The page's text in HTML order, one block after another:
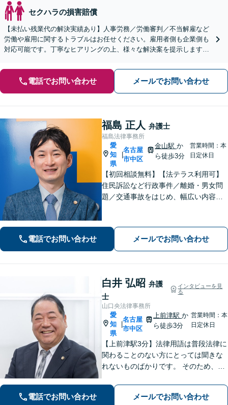
セクハラの損害賠償
【未払い残業代の解決実績あり】人事労務／労働審判／不当解雇など
労働や雇用に関するトラブルはお任せください。雇用者側も企業側も
対応可能です。丁寧なヒアリングの上、様々な解決案を提示します
電話でお問い合わせ メールでお問い合わせ
福島 正人 弁護士
福島法律事務所
愛
知
県
名古屋
市中区
金山駅 か
ら徒歩3分
営業時間：本
日定休日
【初回相談無料】【法テラス利用可】
住民訴訟など行政事件／離婚・男女問
題／交通事故をはじめ、幅広い内容の
依頼者様にとって納得感の高い解決を
目指します【夜間・休日相談可】【金
山駅5分】
電話でお問い合わせ メールでお問い合わせ
白井 弘昭 弁護
士
インタビューを見
る
山口央法律事務所
愛
知
県
|
名古屋
市中区
上前津駅か
ら徒歩3分
営業時間：本
日定休日
【上前津駅3分】法律用語は普段法律に
関わることのない方にとっては聞きな
れないものばかりです。 そのため、な
からの対応を説明させていただきま
す。最善の解決策は何なのかを共に考
電話でお問い合わせ メールでお問い合わせ